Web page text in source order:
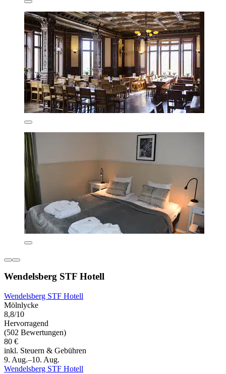
Wendelsberg STF Hotell
Wendelsberg STF Hotell
Mölnlycke
8,8/10
Hervorragend
(502 Bewertungen)
80 €
inkl. Steuern & Gebühren
9. Aug.–10. Aug.
Wendelsberg STF Hotell